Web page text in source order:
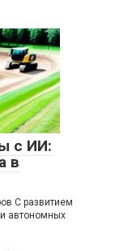
с ИИ:
в
С развитием
и автономных